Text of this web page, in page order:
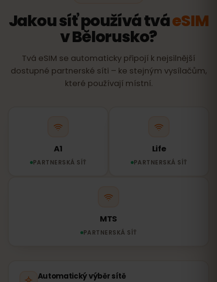
Jakou síť používá tváeSIM
v Bělorusko?
Tvá eSIM se automaticky připojí k nejsilnější
dostupné partnerské síti – ke stejným vysílačům,
které používají místní.
A1
PARTNERSKÁ SÍŤ
Life
PARTNERSKÁ SÍŤ
MTS
PARTNERSKÁ SÍŤ
Automatický výběr sítě